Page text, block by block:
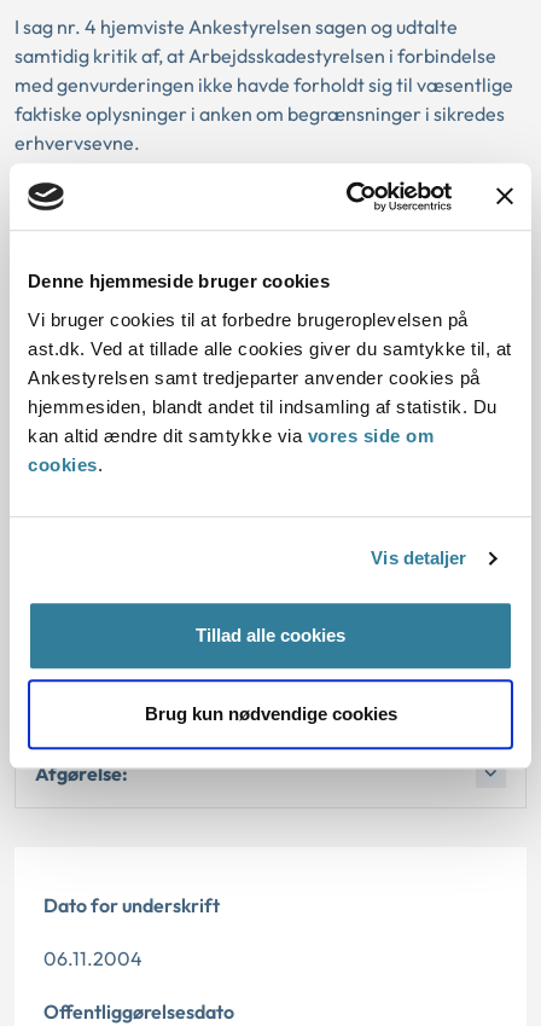
Denne hjemmeside bruger cookies
Vi bruger cookies til at forbedre brugeroplevelsen på
ast.dk. Ved at tillade alle cookies giver du samtykke til, at
Ankestyrelsen samt tredjeparter anvender cookies på
hjemmesiden, blandt andet til indsamling af statistik. Du
kan altid ændre dit samtykke via vores side om
cookies.
Vis detaljer
Tillad alle cookies
Brug kun nødvendige cookies
I sag nr. 4 hjemviste Ankestyrelsen sagen og udtalte
samtidig kritik af, at Arbejdsskadestyrelsen i forbindelse
med genvurderingen ikke havde forholdt sig til væsentlige
faktiske oplysninger i anken om begrænsninger i sikredes
erhvervsevne.
Arbejdsskadestyrelsen havde truffet afgørelse om
erstatning for tab af erhvervsevne alene på baggrund af
skemaoplysninger. Ankestyrelsen fandt, at
Arbejdsskadestyrelsens afgørelse var truffet på et
mangelfuldt grundlag og vurderede, at sikredes helbreds-
og erhvervsmæssige forhold ikke var afklaret i
tilstrækkeligt omfang.
Afgørelse:
Dato for underskrift
06.11.2004
Offentliggørelsesdato